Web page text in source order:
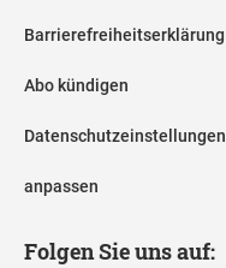
Barrierefreiheitserklärung
Abo kündigen
Datenschutzeinstellungen
anpassen
Folgen Sie uns auf: